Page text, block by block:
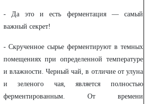
- Да это и есть ферментация — самый
важный секрет!
- Скрученное сырье ферментируют в темных
помещениях при определенной температуре
и влажности. Черный чай, в отличие от улуна
и зеленого чая, является полностью
ферментированным. От времени